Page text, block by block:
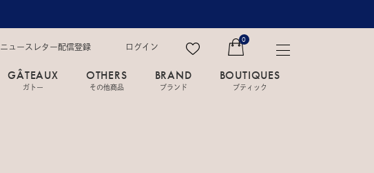
ニュースレター配信登録 ログイン
0
GÂTEAUX
ガトー
OTHERS
その他商品
BRAND
ブランド
BOUTIQUES
ブティック